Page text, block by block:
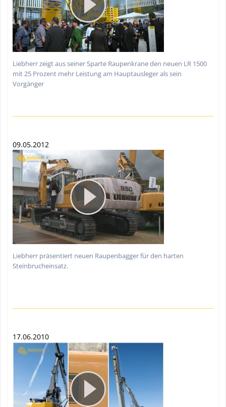
Liebherr zeigt aus seiner Sparte Raupenkrane den neuen LR 1500
mit 25 Prozent mehr Leistung am Hauptausleger als sein
Vorgänger
09.05.2012
Liebherr präsentiert neuen Raupenbagger für den harten
Steinbrucheinsatz.
17.06.2010